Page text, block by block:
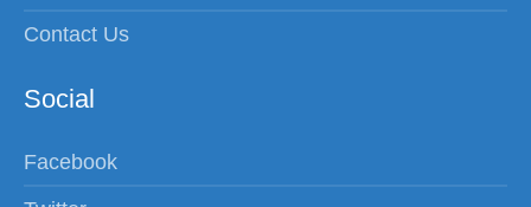
Contact Us
Social
Facebook